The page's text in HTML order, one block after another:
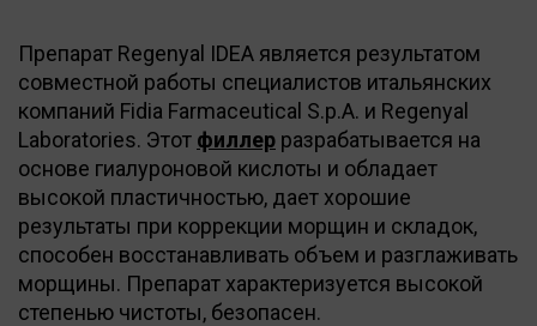
Препарат Regenyal IDEA является результатом
совместной работы специалистов итальянских
компаний Fidia Farmaceutical S.p.A. и Regenyal
Laboratories. Этот филлер разрабатывается на
основе гиалуроновой кислоты и обладает
высокой пластичностью, дает хорошие
результаты при коррекции морщин и складок,
способен восстанавливать объем и разглаживать
морщины. Препарат характеризуется высокой
степенью чистоты, безопасен.